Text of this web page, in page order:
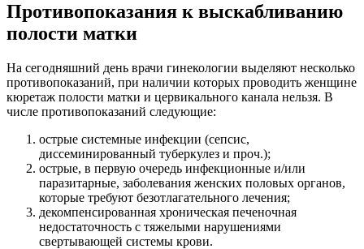
Противопоказания к выскабливанию
полости матки
На сегодняшний день врачи гинекологии выделяют несколько
противопоказаний, при наличии которых проводить женщине
кюретаж полости матки и цервикального канала нельзя. В
числе противопоказаний следующие:
острые системные инфекции (сепсис,
диссеминированный туберкулез и проч.);
острые, в первую очередь инфекционные и/или
паразитарные, заболевания женских половых органов,
которые требуют безотлагательного лечения;
декомпенсированная хроническая печеночная
недостаточность с тяжелыми нарушениями
свертывающей системы крови.